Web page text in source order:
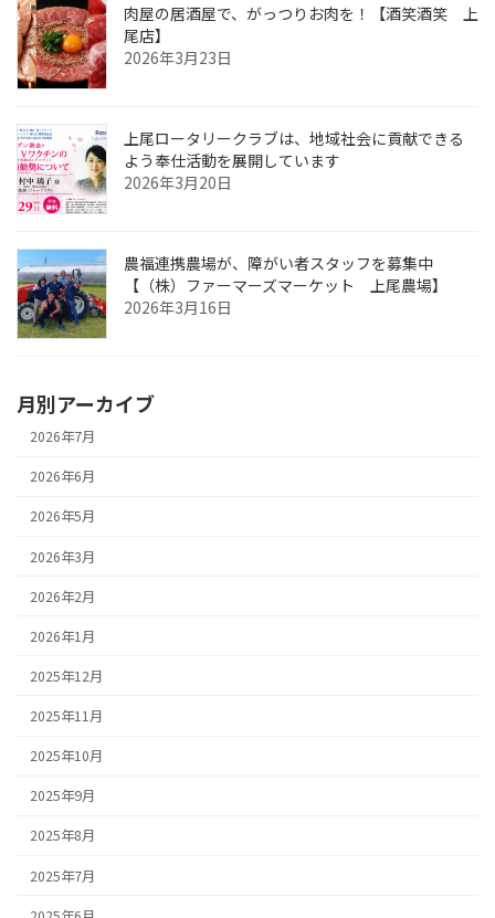
肉屋の居酒屋で、がっつりお肉を！【酒笑酒笑 上
尾店】
2026年3月23日
上尾ロータリークラブは、地域社会に貢献できる
よう奉仕活動を展開しています
2026年3月20日
農福連携農場が、障がい者スタッフを募集中
【（株）ファーマーズマーケット 上尾農場】
2026年3月16日
月別アーカイブ
2026年7月
2026年6月
2026年5月
2026年3月
2026年2月
2026年1月
2025年12月
2025年11月
2025年10月
2025年9月
2025年8月
2025年7月